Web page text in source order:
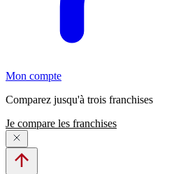
Mon compte
Comparez jusqu'à trois franchises
Je compare les franchises